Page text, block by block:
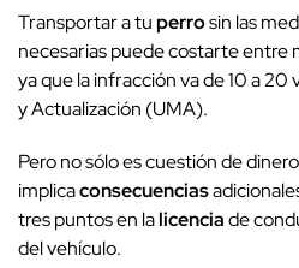
Transportar a tuperrosin las
necesarias puede costarte entre
ya que la infracción va de 10 a 20
y Actualización (UMA).
Pero no sólo es cuestión de
implicaconsecuencias
tres puntos en lalicenciade
del vehículo.